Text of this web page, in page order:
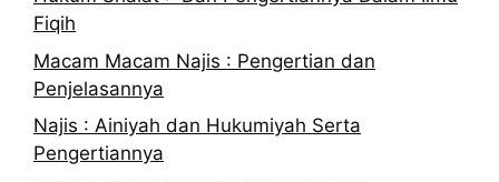
Fiqih
Macam Macam Najis : Pengertian dan
Penjelasannya
Najis : Ainiyah dan Hukumiyah Serta
Pengertiannya